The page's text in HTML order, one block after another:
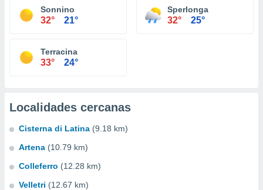
Sonnino
32° 21°
Sperlonga
32° 25°
Terracina
33° 24°
Localidades cercanas
Cisterna di Latina (9.18 km)
Artena (10.79 km)
Colleferro (12.28 km)
Velletri (12.67 km)